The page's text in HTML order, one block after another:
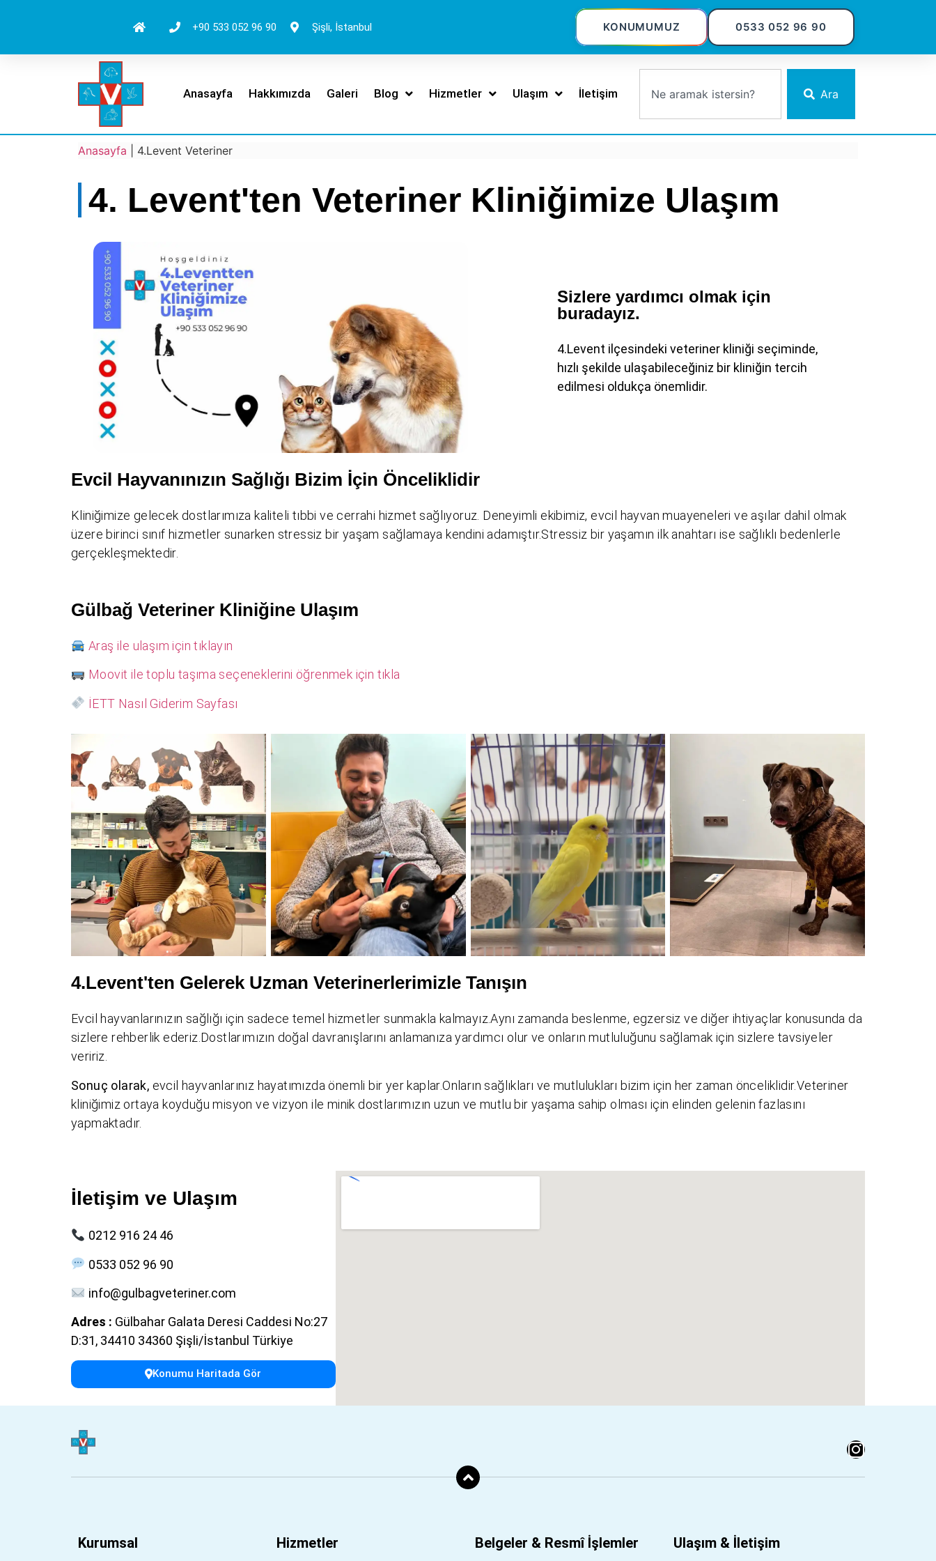
+90 533 052 96 90 Şişli, İstanbul KONUMUMUZ 0533 052 96 90
Anasayfa Hakkımızda Galeri Blog Hizmetler Ulaşım İletişim Ara
Anasayfa 4.Levent Veteriner
4. Levent'ten Veteriner Kliniğimize Ulaşım
Sizlere yardımcı olmak için
buradayız.
4.Levent ilçesindeki veteriner kliniği seçiminde,
hızlı şekilde ulaşabileceğiniz bir kliniğin tercih
edilmesi oldukça önemlidir.
Evcil Hayvanınızın Sağlığı Bizim İçin Önceliklidir
Kliniğimize gelecek dostlarımıza kaliteli tıbbi ve cerrahi hizmet sağlıyoruz. Deneyimli ekibimiz, evcil hayvan muayeneleri ve aşılar dahil olmak
üzere birinci sınıf hizmetler sunarken stressiz bir yaşam sağlamaya kendini adamıştır.Stressiz bir yaşamın ilk anahtarı ise sağlıklı bedenlerle
gerçekleşmektedir.
Gülbağ Veteriner Kliniğine Ulaşım
Araş ile ulaşım için tıklayın
Moovit ile toplu taşıma seçeneklerini öğrenmek için tıkla
İETT Nasıl Giderim Sayfası
4.Levent'ten Gelerek Uzman Veterinerlerimizle Tanışın
Evcil hayvanlarınızın sağlığı için sadece temel hizmetler sunmakla kalmayız.Aynı zamanda beslenme, egzersiz ve diğer ihtiyaçlar konusunda da
sizlere rehberlik ederiz.Dostlarımızın doğal davranışlarını anlamanıza yardımcı olur ve onların mutluluğunu sağlamak için sizlere tavsiyeler
veririz.
Sonuç olarak, evcil hayvanlarınız hayatımızda önemli bir yer kaplar.Onların sağlıkları ve mutlulukları bizim için her zaman önceliklidir.Veteriner
kliniğimiz ortaya koyduğu misyon ve vizyon ile minik dostlarımızın uzun ve mutlu bir yaşama sahip olması için elinden gelenin fazlasını
yapmaktadır.
İletişim ve Ulaşım
0212 916 24 46
0533 052 96 90
info@gulbagveteriner.com
Adres : Gülbahar Galata Deresi Caddesi No:27
D:31, 34410 34360 Şişli/İstanbul Türkiye
Konumu Haritada Gör
Kurumsal Hizmetler Belgeler & Resmî İşlemler Ulaşım & İletişim